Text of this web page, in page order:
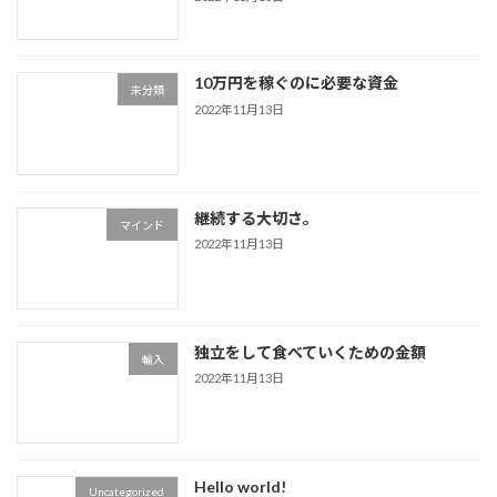
未分類 10万円を稼ぐのに必要な資金
2022年11月13日
マインド 継続する大切さ。
2022年11月13日
輸入 独立をして食べていくための金額
2022年11月13日
Uncategorized Hello world!